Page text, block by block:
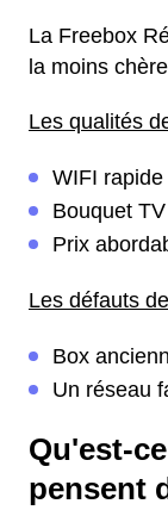
La Freebox
la moins
Les qualités
WIFI rapide
Bouquet
Prix
Les défauts
Box
Un réseau
Qu'est-
pensent